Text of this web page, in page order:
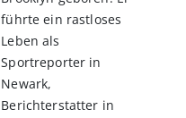
führte ein rastloses
Leben als
Sportreporter in
Newark,
Berichterstatter in